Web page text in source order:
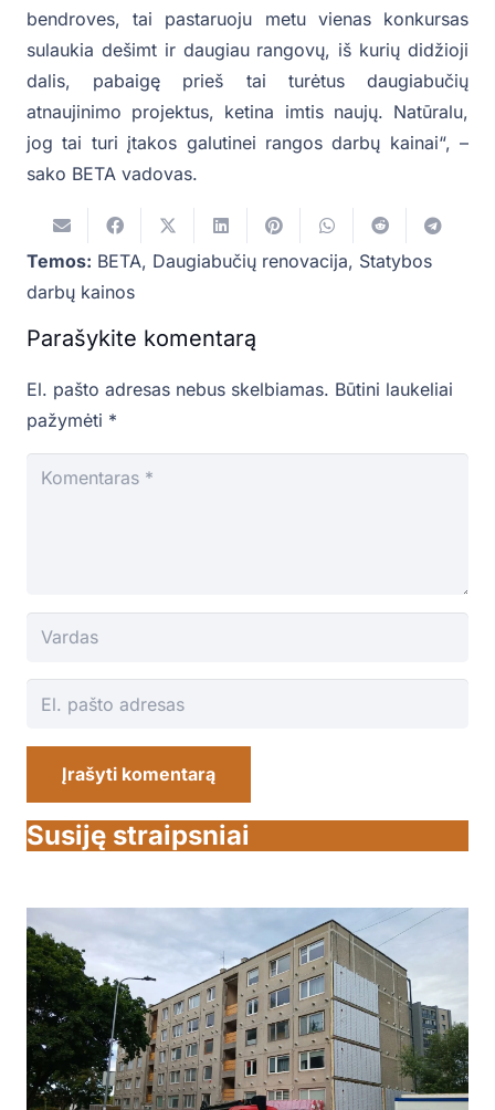
bendroves, tai pastaruoju metu vienas konkursas
sulaukia dešimt ir daugiau rangovų, iš kurių didžioji
dalis, pabaigę prieš tai turėtus daugiabučių
atnaujinimo projektus, ketina imtis naujų. Natūralu,
jog tai turi įtakos galutinei rangos darbų kainai“, –
sako BETA vadovas.
Temos: BETA, Daugiabučių renovacija, Statybos
darbų kainos
Parašykite komentarą
El. pašto adresas nebus skelbiamas. Būtini laukeliai
pažymėti *
Įrašyti komentarą
Susiję straipsniai